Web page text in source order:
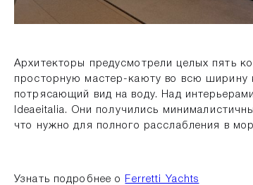
Архитекторы предусмотрели целых пять
просторную мастер-каюту во всю ширину
потрясающий вид на воду. Над
Ideaeitalia. Они получились
что нужно для полного расслабления в
Узнать подробнее о Ferretti Yachts